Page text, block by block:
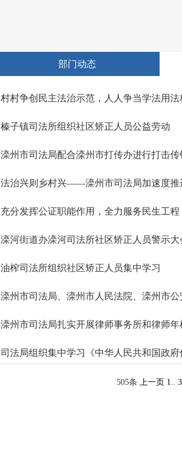
部门动态
村村争创民主法治示范，人人争当学法用
榛子镇司法所组织社区矫正人员公益劳动
滦州市司法局配合滦州市打传办进行打击
法治兴则乡村兴——滦州市司法局加速度推
充分发挥公证职能作用，全力服务民生工程
滦河街道办滦河司法所社区矫正人员警示大
油榨司法所组织社区矫正人员集中学习
滦州市司法局、滦州市人民法院、滦州市
滦州市司法局扎实开展律师事务所和律师
司法局组织集中学习《中华人民共和国政府
505条 上一页 1..